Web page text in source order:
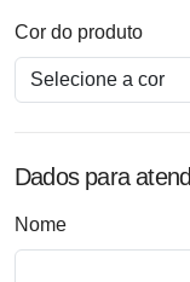
Cor do produto
Dados para
Nome